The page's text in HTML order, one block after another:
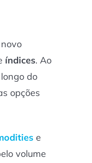
índices. Ao
do
opções
e
volume